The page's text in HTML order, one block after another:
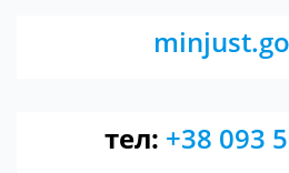
тел: +38 093